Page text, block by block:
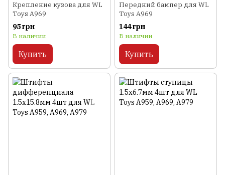
Крепление кузова для WL
Toys A969
95 грн
В наличии
Купить
Передний бампер для WL
Toys A969
144 грн
В наличии
Купить